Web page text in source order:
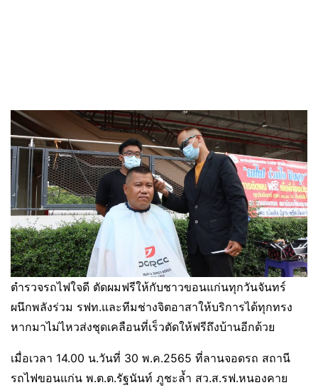
ตำรวจรถไฟใจดี ตัดผมฟรีให้กับชาวขอนแก่นทุกวันจันทร์
ผนึกพลังร่วม รฟท.และทีมช่างจิตอาสาให้บริการได้ทุกทรง
หากมาไม่ไหวส่งชุดเคลือนที่เร็วตัดให้ฟรีถึงบ้านอีกด้วย
เมื่อเวลา 14.00 น.วันที่ 30 พ.ค.2565 ที่ลานจอดรถ สถานี
รถไฟขอนแก่น พ.ต.ต.รัฐนันท์ ภูชะล้ำ สว.ส.รฟ.หนองคาย